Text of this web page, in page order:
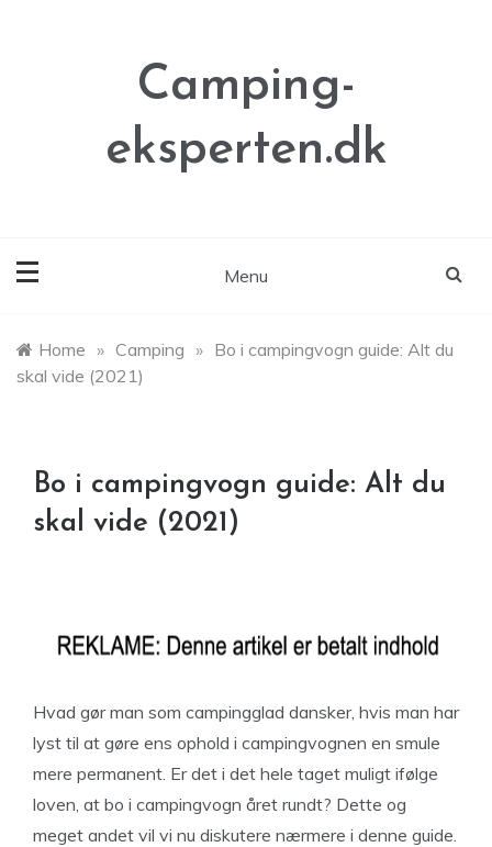
Camping-
eksperten.dk
Menu
Home » Camping » Bo i campingvogn guide: Alt du
skal vide (2021)
Bo i campingvogn guide: Alt du
skal vide (2021)
Hvad gør man som campingglad dansker, hvis man har
lyst til at gøre ens ophold i campingvognen en smule
mere permanent. Er det i det hele taget muligt ifølge
loven, at bo i campingvogn året rundt? Dette og
meget andet vil vi nu diskutere nærmere i denne guide.